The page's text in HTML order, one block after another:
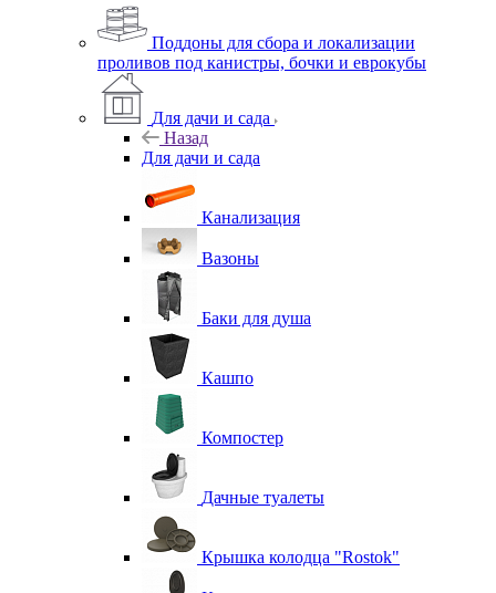
Поддоны для сбора и локализации
проливов под канистры, бочки и еврокубы
Для дачи и сада
Назад
Для дачи и сада
Канализация
Вазоны
Баки для душа
Кашпо
Компостер
Дачные туалеты
Крышка колодца "Rostok"